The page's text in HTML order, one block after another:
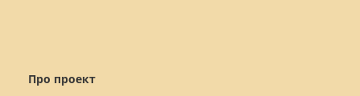
Про проект